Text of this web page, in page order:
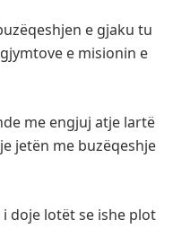
e gjaku tu
e misionin e
me engjuj atje lartë
jetën me buzëqeshje
doje lotët se ishe plot